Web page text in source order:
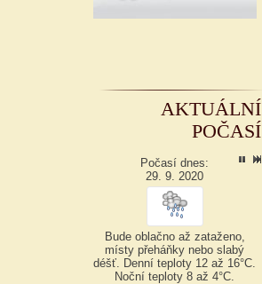
AKTUÁLNÍ
POČASÍ
Počasí dnes:
29. 9. 2020
Bude oblačno až zataženo,
místy přeháňky nebo slabý
déšť. Denní teploty 12 až 16°C.
Noční teploty 8 až 4°C.